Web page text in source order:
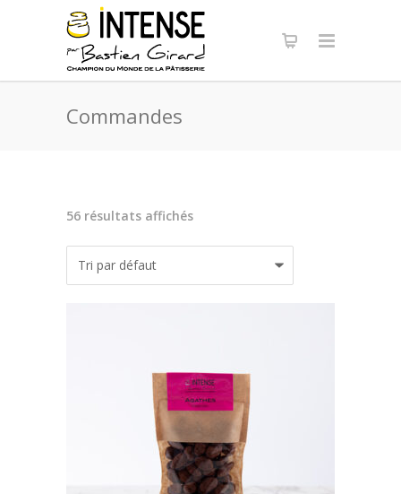
Panneau de gestion des cookies
Commandes
56 résultats affichés